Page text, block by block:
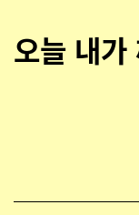
오늘 내가